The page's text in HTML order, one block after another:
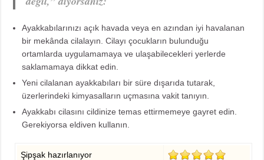
Ayakkabılarınızı açık havada veya en azından iyi havalanan
bir mekânda cilalayın. Cilayı çocukların bulunduğu
ortamlarda uygulamamaya ve ulaşabilecekleri yerlerde
saklamamaya dikkat edin.
Yeni cilalanan ayakkabıları bir süre dışarıda tutarak,
üzerlerindeki kimyasalların uçmasına vakit tanıyın.
Ayakkabı cilasını cildinize temas ettirmemeye gayret edin.
Gerekiyorsa eldiven kullanın.
Şipşak hazırlanıyor